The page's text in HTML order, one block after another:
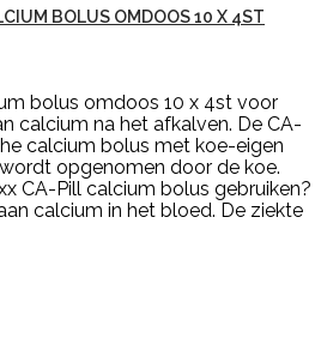
BOLUS OMDOOS 10 X 4ST
bolus omdoos 10 x 4st voor
calcium na het afkalven. De CA-
calcium bolus met koe-eigen
opgenomen door de koe.
CA-Pill calcium bolus gebruiken?
calcium in het bloed. De ziekte